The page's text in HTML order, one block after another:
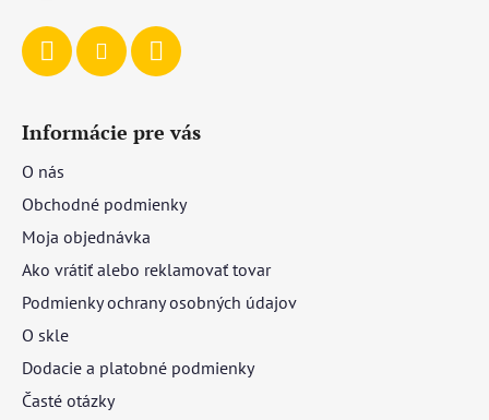
Informácie pre vás
O nás
Obchodné podmienky
Moja objednávka
Ako vrátiť alebo reklamovať tovar
Podmienky ochrany osobných údajov
O skle
Dodacie a platobné podmienky
Časté otázky